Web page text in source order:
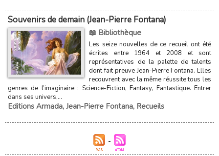
Souvenirs de demain (Jean-Pierre Fontana)
📖 Bibliothèque
Les seize nouvelles de ce recueil ont été
écrites entre 1964 et 2008 et sont
représentatives de la palette de talents
dont fait preuve Jean-Pierre Fontana. Elles
recouvrent avec la même réussite tous les
genres de l’imaginaire : Science-Fiction, Fantasy, Fantastique. Entrer
dans ses univers,...
Editions Armada, Jean-Pierre Fontana, Recueils